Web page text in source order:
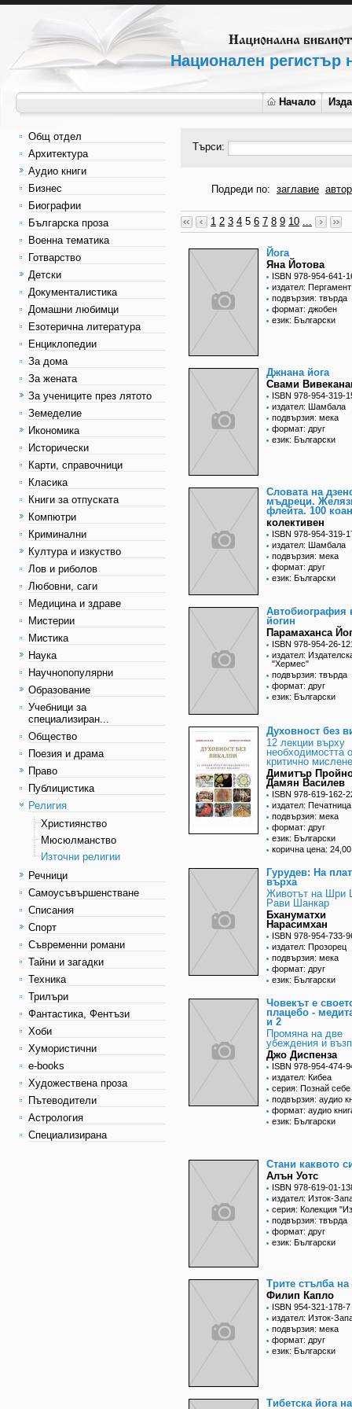
Национален регистър
Начало
Общ отдел
Архитектура
Аудио книги
Бизнес
Биографии
Българска проза
Военна тематика
Готварство
Детски
Документалистика
Домашни любимци
Езотерична литература
Енциклопедии
За дома
За жената
За учениците през лятото
Земеделие
Икономика
Исторически
Карти, справочници
Класика
Книги за отпуската
Компютри
Криминални
Култура и изкуство
Лов и риболов
Любовни, саги
Медицина и здраве
Мистерии
Мистика
Наука
Научнопопулярни
Образование
Учебници за
специализиран...
Общество
Поезия и драма
Право
Публицистика
Религия
Християнство
Мюсюлманство
Източни религии
Речници
Самоусъвършенстване
Списания
Спорт
Съвременни романи
Тайни и загадки
Техника
Трилъри
Фантастика, Фентъзи
Хоби
Хумористични
e-books
Художествена проза
Пътеводители
Астрология
Специализирана
Търси:
Подреди по: заглавие автор
1 2 3 4 5 6 7 8 9 10 ...
Йога
Яна Йотова
ISBN 978-954-641-
издател:
подвързия: твърда
формат: джобен
език: Български
Джнана йога
Свами
ISBN 978-954-319-
издател: Шамбала
подвързия: мека
формат: друг
език: Български
Словата на
мъдреци.
флейта. 100
колективен
ISBN 978-954-319-
издател: Шамбала
подвързия: мека
формат: друг
език: Български
Автобиография
йогин
Парамаханса
ISBN 978-954-26-
издател:
"Хермес"
подвързия: твърда
формат: друг
език: Български
Духовност без
12 лекции върху
необходимостта
критично мислене
Димитър
Дамян Василев
ISBN 978-619-162-
издател:
подвързия: мека
формат: друг
език: Български
корична цена:
Гурудев: На
върха
Животът на Шри
Рави Шанкар
Бхануматхи
Нарасимхан
ISBN 978-954-733-
издател: Прозорец
подвързия: мека
формат: друг
език: Български
Човекът е
плацебо -
и 2
Промяна на две
убеждения и
Джо Диспенза
ISBN 978-954-474-
издател: Кибеа
серия: Познай себе
подвързия: аудио
формат: аудио
език: Български
Стани каквото
Алън Уотс
ISBN 978-619-01-
издател: Изток-
серия: Колекция
подвързия: твърда
формат: друг
език: Български
Трите стълба на
Филип Капло
ISBN 954-321-178-7
издател: Изток-
подвързия: мека
формат: друг
език: Български
Тибетска йога на